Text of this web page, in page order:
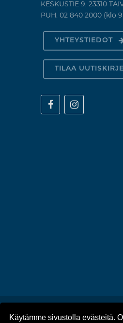
Käytämme sivustolla evästeitä.
KESKUSTIE 9, 23310
PUH. 02 840 2000 (klo
YHTEYSTIEDOT
TILAA UUTISKIRJE